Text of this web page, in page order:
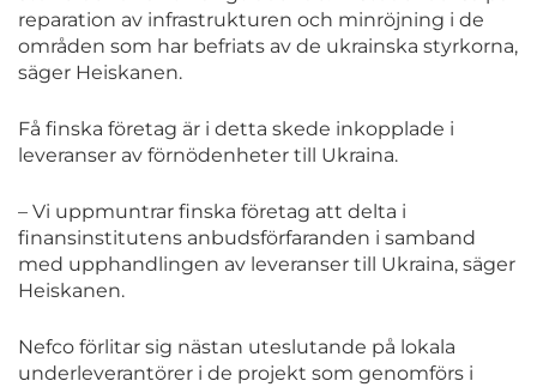
reparation av infrastrukturen och minröjning i de
områden som har befriats av de ukrainska styrkorna,
säger Heiskanen.
Få finska företag är i detta skede inkopplade i
leveranser av förnödenheter till Ukraina.
– Vi uppmuntrar finska företag att delta i
finansinstitutens anbudsförfaranden i samband
med upphandlingen av leveranser till Ukraina, säger
Heiskanen.
Nefco förlitar sig nästan uteslutande på lokala
underleverantörer i de projekt som genomförs i